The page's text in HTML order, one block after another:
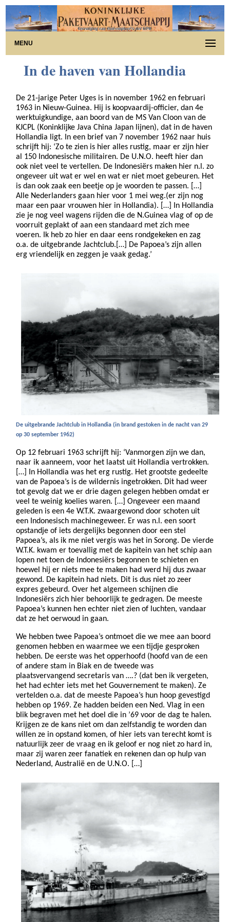
MENU
In de haven van Hollandia
De 21-jarige Peter Uges is in november 1962 en februari
1963 in Nieuw-Guinea. Hij is koopvaardij-officier, dan 4e
werktuigkundige, aan boord van de MS Van Cloon van de
KJCPL (Koninklijke Java China Japan lijnen), dat in de haven
Hollandia ligt. In een brief van 7 november 1962 naar huis
schrijft hij: ‘Zo te zien is hier alles rustig, maar er zijn hier
al 150 Indonesische militairen. De U.N.O. heeft hier dan
ook niet veel te vertellen. De Indonesiërs maken hier n.l. zo
ongeveer uit wat er wel en wat er niet moet gebeuren. Het
is dan ook zaak een beetje op je woorden te passen. […]
Alle Nederlanders gaan hier voor 1 mei weg.(er zijn nog
maar een paar vrouwen hier in Hollandia). […] In Hollandia
zie je nog veel wagens rijden die de N.Guinea vlag of op de
voorruit geplakt of aan een standaard met zich mee
voeren. Ik heb zo hier en daar eens rondgekeken en zag
o.a. de uitgebrande Jachtclub.[…] De Papoea’s zijn allen
erg vriendelijk en zeggen je vaak gedag.’
De uitgebrande Jachtclub in Hollandia (in brand gestoken in de nacht van 29
op 30 september 1962)
Op 12 februari 1963 schrijft hij: ‘Vanmorgen zijn we dan,
naar ik aanneem, voor het laatst uit Hollandia vertrokken.
[…] In Hollandia was het erg rustig. Het grootste gedeelte
van de Papoea’s is de wildernis ingetrokken. Dit had weer
tot gevolg dat we er drie dagen gelegen hebben omdat er
veel te weinig koelies waren. […] Ongeveer een maand
geleden is een 4e W.T.K. zwaargewond door schoten uit
een Indonesisch machinegeweer. Er was n.l. een soort
opstandje of iets dergelijks begonnen door een stel
Papoea’s, als ik me niet vergis was het in Sorong. De vierde
W.T.K. kwam er toevallig met de kapitein van het schip aan
lopen net toen de Indonesiërs begonnen te schieten en
hoewel hij er niets mee te maken had werd hij dus zwaar
gewond. De kapitein had niets. Dit is dus niet zo zeer
expres gebeurd. Over het algemeen schijnen die
Indonesiërs zich hier behoorlijk te gedragen. De meeste
Papoea’s kunnen hen echter niet zien of luchten, vandaar
dat ze het oerwoud in gaan.
We hebben twee Papoea’s ontmoet die we mee aan boord
genomen hebben en waarmee we een tijdje gesproken
hebben. De eerste was het opperhoofd (hoofd van de een
of andere stam in Biak en de tweede was
plaatsvervangend secretaris van ….? (dat ben ik vergeten,
het had echter iets met het Gouvernement te maken). Ze
vertelden o.a. dat de meeste Papoea’s hun hoop gevestigd
hebben op 1969. Ze hadden beiden een Ned. Vlag in een
blik begraven met het doel die in ’69 voor de dag te halen.
Krijgen ze de kans niet om dan zelfstandig te worden dan
willen ze in opstand komen, of hier iets van terecht komt is
natuurlijk zeer de vraag en ik geloof er nog niet zo hard in,
maar zij waren zeer fanatiek en rekenen dan op hulp van
Nederland, Australië en de U.N.O. […]